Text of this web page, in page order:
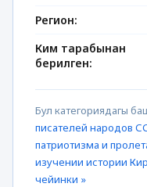
Регион:
Ким тарабынан
берилген:
Бул категориядагы
писателей народов
патриотизма и
изучении истории
чейинки »